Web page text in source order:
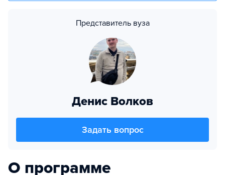
Представитель вуза
Денис Волков
Задать вопрос
О программе